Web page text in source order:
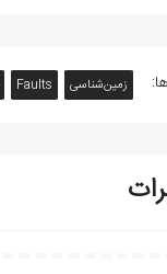
زمین‌شناسی Faults